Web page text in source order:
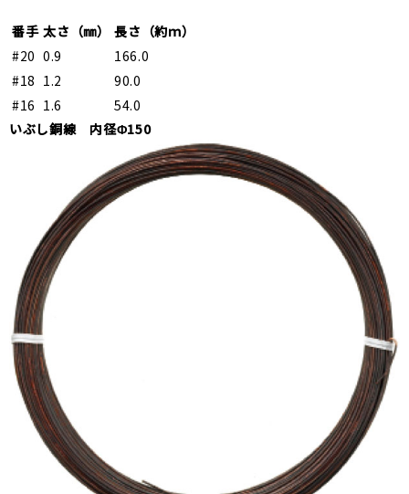
番手 太さ（㎜）
長さ（約ｍ）
#20 0.9
166.0
#18 1.2
90.0
#16 1.6
54.0
いぶし銅線 内径Φ150